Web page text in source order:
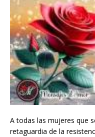
A todas las mujeres que
retaguardia de la